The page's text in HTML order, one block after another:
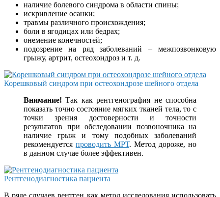
наличие болевого синдрома в области спины;
искривление осанки;
травмы различного происхождения;
боли в ягодицах или бедрах;
онемение конечностей;
подозрение на ряд заболеваний – межпозвонковую
грыжу, артрит, остеохондроз и т. д.
Корешковый синдром при остеохондрозе шейного отдела
Внимание! Так как рентгенография не способна
показать точно состояние мягких тканей тела, то с
точки зрения достоверности и точности
результатов при обследовании позвоночника на
наличие грыж и тому подобных заболеваний
рекомендуется проводить МРТ. Метод дороже, но
в данном случае более эффективен.
Рентгенодиагностика пациента
В ряде случаев рентген как метод исследования использовать